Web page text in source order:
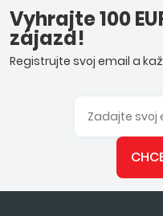
Vyhrajte 100
zájazd!
Registrujte svoj email a